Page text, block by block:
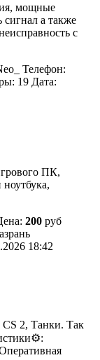
мощные
а также
с
Телефон:
19 Дата:
ПК,
200 руб
18:42
2, Танки. Так